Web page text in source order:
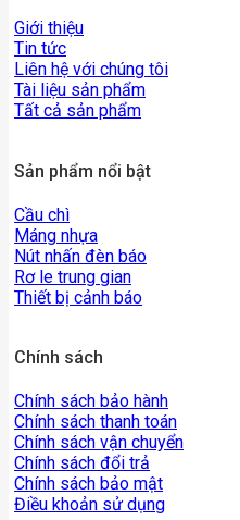
Giới thiệu
Tin tức
Liên hệ với chúng tôi
Tài liệu sản phẩm
Tất cả sản phẩm
Sản phẩm nổi bật
Cầu chì
Máng nhựa
Nút nhấn đèn báo
Rơ le trung gian
Thiết bị cảnh báo
Chính sách
Chính sách bảo hành
Chính sách thanh toán
Chính sách vận chuyển
Chính sách đổi trả
Chính sách bảo mật
Điều khoản sử dụng